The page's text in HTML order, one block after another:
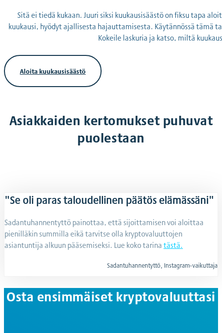
Sitä ei tiedä kukaan. Juuri siksi kuukausisäästö on fiksu tapa
kuukausi, hyödyt ajallisesta hajauttamisesta. Käytännössä
Kokeile laskuria ja katso, miltä
Aloita kuukausisäästö
Asiakkaiden kertomukset puhuvat
puolestaan
"Se oli paras taloudellinen päätös elämässäni"
Sadantuhannentyttö painottaa, että sijoittamisen voi aloittaa
pienilläkin summilla eikä tarvitse olla kryptovaluuttojen
asiantuntija alkuun pääsemiseksi. Lue koko tarinatästä.
Sadantuhannentyttö, Instagram-vaikuttaja
Osta ensimmäiset kryptovaluuttasi